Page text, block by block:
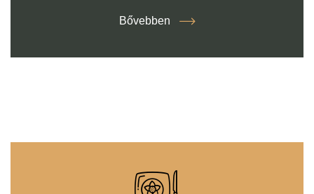
Bővebben